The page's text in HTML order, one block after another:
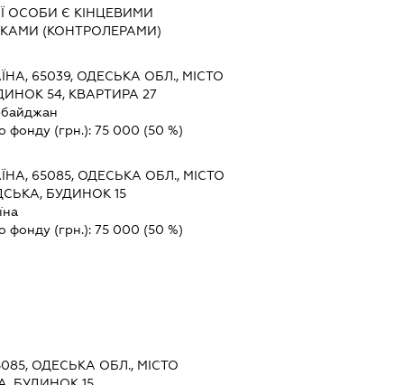
ОСОБИ Є КІНЦЕВИМИ
(КОНТРОЛЕРАМИ)
65039, ОДЕСЬКА ОБЛ., МІСТО
54, КВАРТИРА 27
фонду (грн.): 75 000 (50 %)
65085, ОДЕСЬКА ОБЛ., МІСТО
БУДИНОК 15
фонду (грн.): 75 000 (50 %)
ОДЕСЬКА ОБЛ., МІСТО